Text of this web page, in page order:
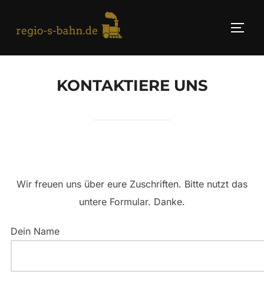
content
KONTAKTIERE UNS
Wir freuen uns über eure Zuschriften. Bitte nutzt das
untere Formular. Danke.
Dein Name